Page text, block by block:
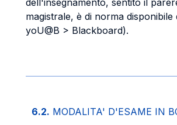
dell'insegnamento, sentito il
magistrale, è di norma
yoU@B > Blackboard).
6.2. MODALITA' D'ESAME IN